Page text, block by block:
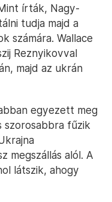
írták, Nagy-
tudja majd a
számára. Wallace
Reznyikovval
majd az ukrán
egyezett meg
szorosabbra fűzik
megszállás alól. A
látszik, ahogy